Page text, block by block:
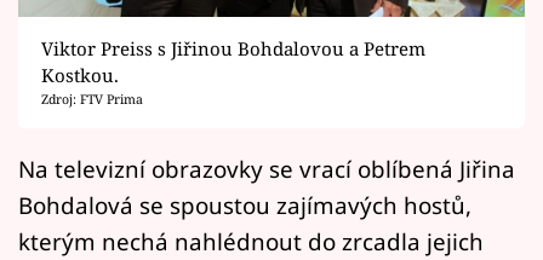
Filmový festival Karlovy Vary
Pořady
Přihlášení
Viktor Preiss s Jiřinou Bohdalovou a Petrem
Kostkou.
Zdroj: FTV Prima
Na televizní obrazovky se vrací oblíbená Jiřina
Bohdalová se spoustou zajímavých hostů,
kterým nechá nahlédnout do zrcadla jejich